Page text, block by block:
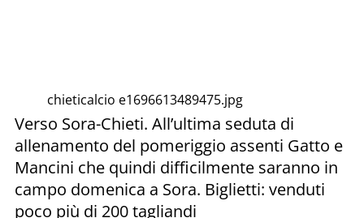
chieticalcio e1696613489475.jpg
Verso Sora-Chieti. All’ultima seduta di
allenamento del pomeriggio assenti Gatto e
Mancini che quindi difficilmente saranno in
campo domenica a Sora. Biglietti: venduti
poco più di 200 tagliandi